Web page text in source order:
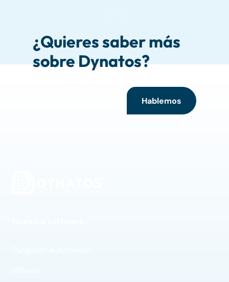
¿Quieres saber más
sobre Dynatos?
Hablemos